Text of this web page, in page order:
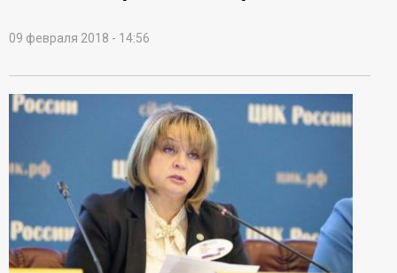
н
ы
й
п
р
09 февраля 2018 - 14:56